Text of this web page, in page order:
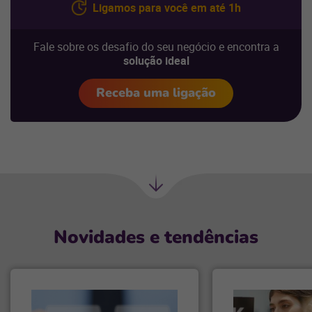
Ligamos para você em até 1h
Fale sobre os desafio do seu negócio e encontra a
solução ideal
Receba uma ligação
Novidades e tendências